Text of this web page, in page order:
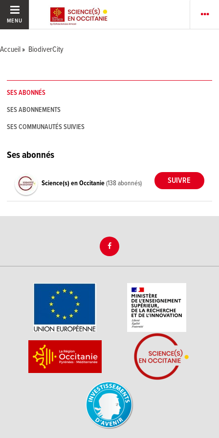
MENU
Accueil BiodiverCity
SES ABONNÉS
SES ABONNEMENTS
SES COMMUNAUTÉS SUIVIES
Ses abonnés
Science(s) en Occitanie(138 abonnés)